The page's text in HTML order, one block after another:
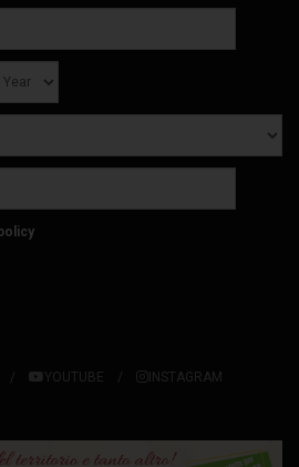
YOUTUBE INSTAGRAM